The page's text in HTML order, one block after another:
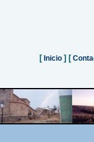
[ Inicio ] [